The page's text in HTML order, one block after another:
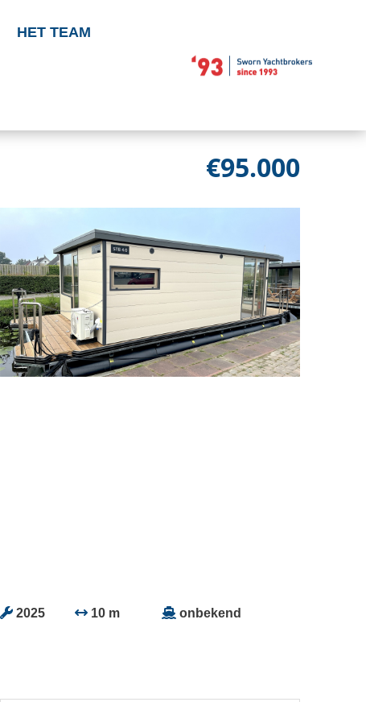
HET TEAM
€95.000
2025 10 m onbekend